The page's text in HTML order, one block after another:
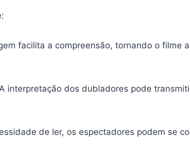
facilita a compreensão, tornando o filme
interpretação dos dubladores pode
de ler, os espectadores podem se